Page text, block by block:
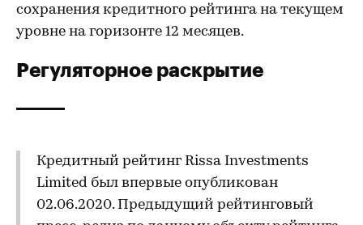
сохранения кредитного рейтинга на текущем
уровне на горизонте 12 месяцев.
Регуляторное раскрытие
Кредитный рейтинг Rissa Investments
Limited был впервые опубликован
02.06.2020. Предыдущий рейтинговый